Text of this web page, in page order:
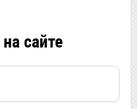
сайте